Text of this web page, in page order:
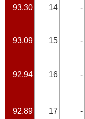
93.30 14 -
93.09 15 -
92.94 16 -
92.89 17 -